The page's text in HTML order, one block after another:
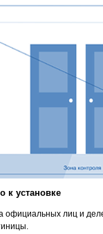
к установке
официальных лиц и